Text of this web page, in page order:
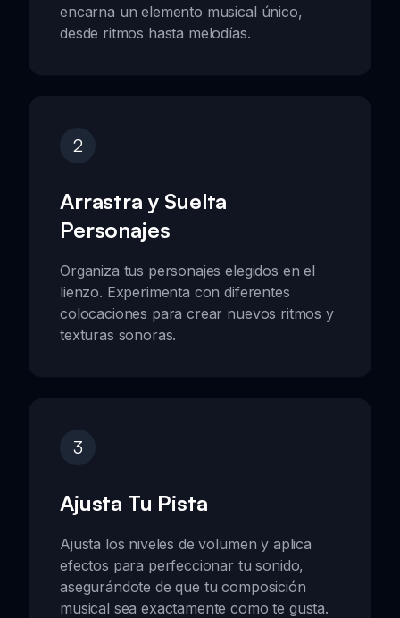
encarna un elemento musical único,
desde ritmos hasta melodías.
2
Arrastra y Suelta
Personajes
Organiza tus personajes elegidos en el
lienzo. Experimenta con diferentes
colocaciones para crear nuevos ritmos y
texturas sonoras.
3
Ajusta Tu Pista
Ajusta los niveles de volumen y aplica
efectos para perfeccionar tu sonido,
asegurándote de que tu composición
musical sea exactamente como te gusta.